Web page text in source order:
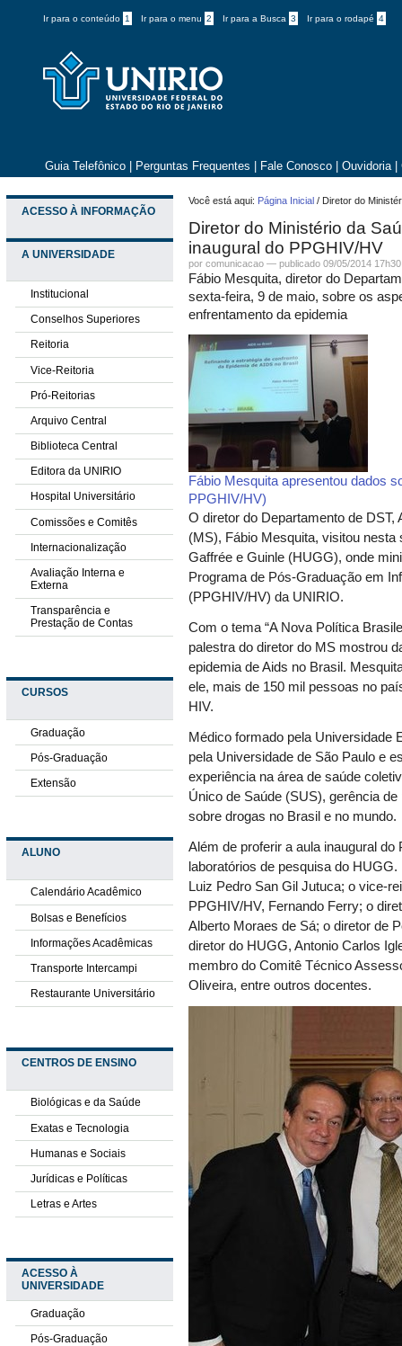
Ir para o conteúdo 1 Ir para o menu 2 Ir para a Busca 3 Ir para o rodapé 4
Guia Telefônico Perguntas Frequentes Fale Conosco Ouvidoria
ACESSO À INFORMAÇÃO
A UNIVERSIDADE
Institucional
Conselhos Superiores
Reitoria
Vice-Reitoria
Pró-Reitorias
Arquivo Central
Biblioteca Central
Editora da UNIRIO
Hospital Universitário
Comissões e Comitês
Internacionalização
Avaliação Interna e
Externa
Transparência e
Prestação de Contas
CURSOS
Graduação
Pós-Graduação
Extensão
ALUNO
Calendário Acadêmico
Bolsas e Benefícios
Informações Acadêmicas
Transporte Intercampi
Restaurante Universitário
CENTROS DE ENSINO
Biológicas e da Saúde
Exatas e Tecnologia
Humanas e Sociais
Jurídicas e Políticas
Letras e Artes
ACESSO À
UNIVERSIDADE
Graduação
Pós-Graduação
Você está aqui: Página Inicial / Diretor do
Diretor do Ministério da
inaugural do PPGHIV/HV
por comunicacao —publicado 09/05/2014
Fábio Mesquita, diretor do
sexta-feira, 9 de maio, sobre os
enfrentamento da epidemia
Fábio Mesquita apresentou dados
PPGHIV/HV)
O diretor do Departamento de
(MS), Fábio Mesquita, visitou
Gaffrée e Guinle (HUGG), onde
Programa de Pós-Graduação em
(PPGHIV/HV) da UNIRIO.
Com o tema “A Nova Política
palestra do diretor do MS mostrou
epidemia de Aids no Brasil.
ele, mais de 150 mil pessoas no
HIV.
Médico formado pela Universidade
pela Universidade de São Paulo e
experiência na área de saúde
Único de Saúde (SUS), gerência
sobre drogas no Brasil e no mundo.
Além de proferir a aula inaugural
laboratórios de pesquisa do
Luiz Pedro San Gil Jutuca; o vice-
PPGHIV/HV, Fernando Ferry; o
Alberto Moraes de Sá; o diretor de
diretor do HUGG, Antonio Carlos
membro do Comitê Técnico
Oliveira, entre outros docentes.